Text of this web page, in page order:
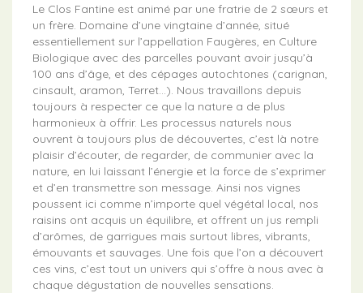
Le Clos Fantine est animé par une fratrie de 2 sœurs et
un frère. Domaine d’une vingtaine d’année, situé
essentiellement sur l’appellation Faugères, en Culture
Biologique avec des parcelles pouvant avoir jusqu’à
100 ans d’âge, et des cépages autochtones (carignan,
cinsault, aramon, Terret…). Nous travaillons depuis
toujours à respecter ce que la nature a de plus
harmonieux à offrir. Les processus naturels nous
ouvrent à toujours plus de découvertes, c’est là notre
plaisir d’écouter, de regarder, de communier avec la
nature, en lui laissant l’énergie et la force de s’exprimer
et d’en transmettre son message. Ainsi nos vignes
poussent ici comme n’importe quel végétal local, nos
raisins ont acquis un équilibre, et offrent un jus rempli
d’arômes, de garrigues mais surtout libres, vibrants,
émouvants et sauvages. Une fois que l’on a découvert
ces vins, c’est tout un univers qui s’offre à nous avec à
chaque dégustation de nouvelles sensations.